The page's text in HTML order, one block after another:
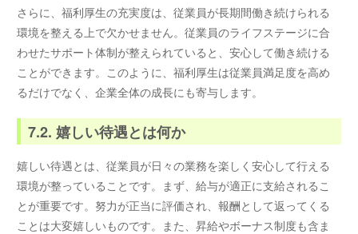
さらに、福利厚生の充実度は、従業員が長期間働き続けられる
環境を整える上で欠かせません。従業員のライフステージに合
わせたサポート体制が整えられていると、安心して働き続ける
ことができます。このように、福利厚生は従業員満足度を高め
るだけでなく、企業全体の成長にも寄与します。
7.2. 嬉しい待遇とは何か
嬉しい待遇とは、従業員が日々の業務を楽しく安心して行える
環境が整っていることです。まず、給与が適正に支給されるこ
とが重要です。努力が正当に評価され、報酬として返ってくる
ことは大変嬉しいものです。また、昇給やボーナス制度も含ま